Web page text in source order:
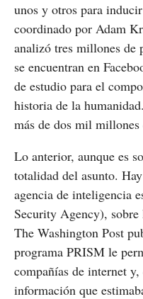
unos y otros para
coordinado por Adam
analizó tres millones de
se encuentran en
de estudio para el
historia de la
más de dos mil
Lo anterior, aunque es
totalidad del asunto.
agencia de inteligencia
Security Agency),
The Washington Post
programa PRISM le
compañías de internet
información que